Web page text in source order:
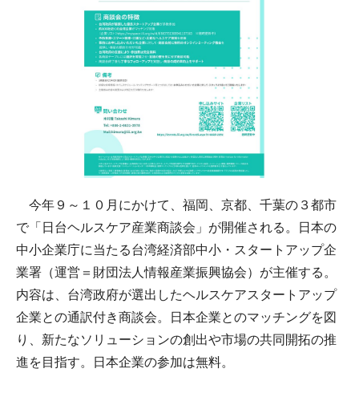
今年９～１０月にかけて、福岡、京都、千葉の３都市
で「日台ヘルスケア産業商談会」が開催される。日本の
中小企業庁に当たる台湾経済部中小・スタートアップ企
業署（運営＝財団法人情報産業振興協会）が主催する。
内容は、台湾政府が選出したヘルスケアスタートアップ
企業との通訳付き商談会。日本企業とのマッチングを図
り、新たなソリューションの創出や市場の共同開拓の推
進を目指す。日本企業の参加は無料。